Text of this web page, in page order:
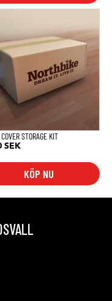
STORAGE KIT
SEK
KÖP NU